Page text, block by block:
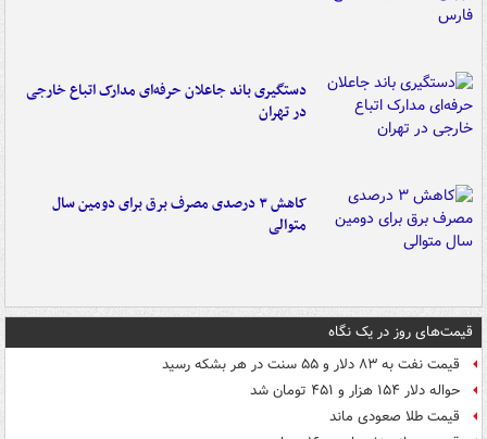
دستگیری باند جاعلان حرفه‌ای مدارک اتباع خارجی
در تهران
کاهش ۳ درصدی مصرف برق برای دومین سال
متوالی
قیمت‌های روز در یک نگاه
قیمت نفت به ۸۳ دلار و ۵۵ سنت در هر بشکه رسید
حواله دلار ۱۵۴ هزار و ۴۵۱ تومان شد
قیمت طلا صعودی ماند